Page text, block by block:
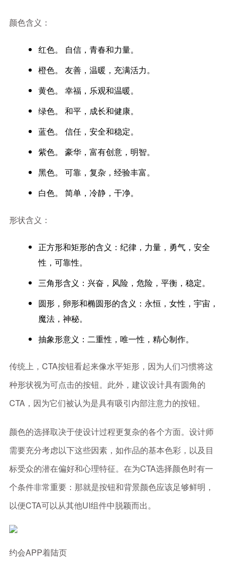
颜色含义：
红色。 自信，青春和力量。
橙色。 友善，温暖，充满活力。
黄色。 幸福，乐观和温暖。
绿色。 和平，成长和健康。
蓝色。 信任，安全和稳定。
紫色。 豪华，富有创意，明智。
黑色。 可靠，复杂，经验丰富。
白色。 简单，冷静，干净。
形状含义：
正方形和矩形的含义：纪律，力量，勇气，安全
性，可靠性。
三角形含义：兴奋，风险，危险，平衡，稳定。
圆形，卵形和椭圆形的含义：永恒，女性，宇宙，
魔法，神秘。
抽象形意义：二重性，唯一性，精心制作。
传统上，CTA按钮看起来像水平矩形，因为人们习惯将这
种形状视为可点击的按钮。此外，建议设计具有圆角的
CTA，因为它们被认为是具有吸引内部注意力的按钮。
颜色的选择取决于使设计过程更复杂的各个方面。设计师
需要充分考虑以下这些因素，如作品的基本色彩，以及目
标受众的潜在偏好和心理特征。在为CTA选择颜色时有一
个条件非常重要：那就是按钮和背景颜色应该足够鲜明，
以便CTA可以从其他UI组件中脱颖而出。
约会APP着陆页